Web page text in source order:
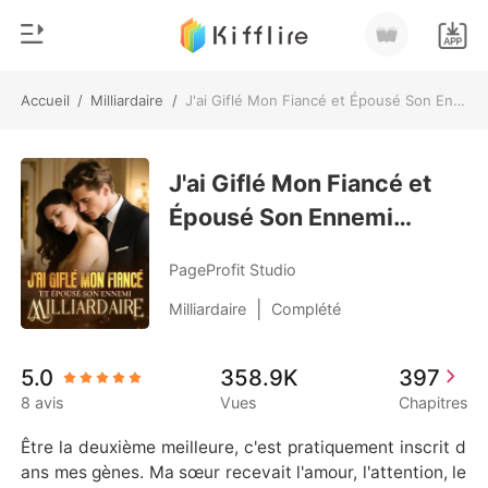
Accueil / Milliardaire / J'ai Giflé Mon Fiancé et Épousé Son Ennemi Milliardaire
0
Recharger
Historique
Déconnexion
Télécharger l'appli
Genre
Moderne
Loup-garou
Nouvelle
Milliardaire
Classement
J'ai Giflé Mon Fiancé et
Épousé Son Ennemi
PageProfit Studio
Milliardaire Complété
5.0
8 avis
358.9K
Vues
397
Chapitres
Être la deuxième meilleure, c'est pratiquement inscrit d
ans mes gènes. Ma sœur recevait l'amour, l'attention, le